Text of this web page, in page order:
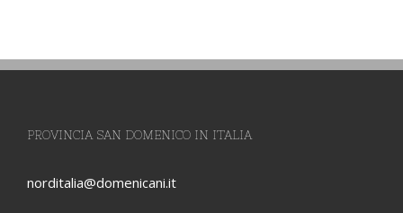
PROVINCIA SAN DOMENICO IN ITALIA
norditalia@domenicani.it